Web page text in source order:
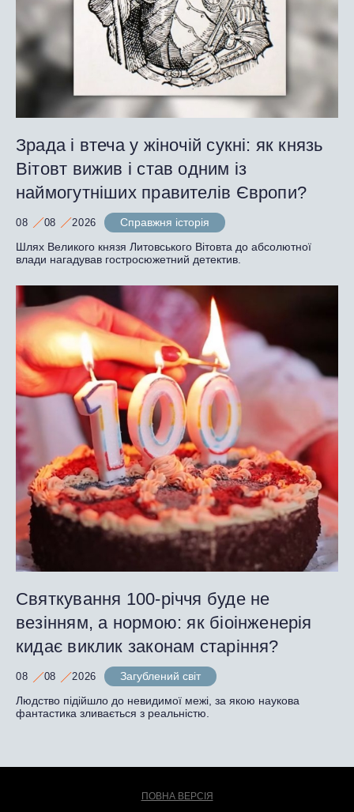
Зрада і втеча у жіночій сукні: як князь
Вітовт вижив і став одним із
наймогутніших правителів Європи?
08 08 2026
Справжня історія
Шлях Великого князя Литовського Вітовта до абсолютної
влади нагадував гостросюжетний детектив.
Святкування 100-річчя буде не
везінням, а нормою: як біоінженерія
кидає виклик законам старіння?
08 08 2026
Загублений світ
Людство підійшло до невидимої межі, за якою наукова
фантастика зливається з реальністю.
ПОВНА ВЕРСІЯ